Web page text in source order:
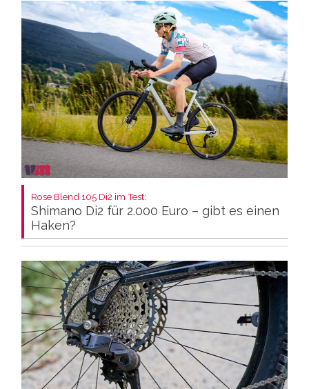
Rose Blend 105 Di2 im Test:
Shimano Di2 für 2.000 Euro – gibt es einen
Haken?